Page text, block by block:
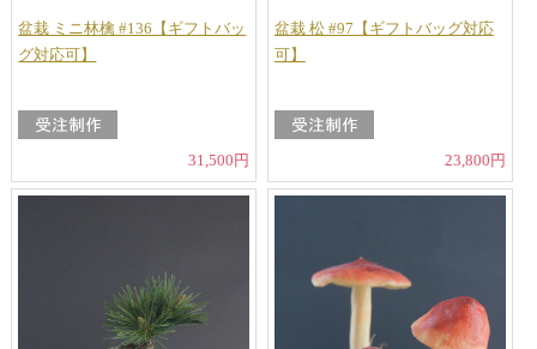
盆栽 ミニ林檎 #136【ギフトバッ
グ対応可】
31,500円
盆栽 松 #97【ギフトバッグ対応
可】
23,800円